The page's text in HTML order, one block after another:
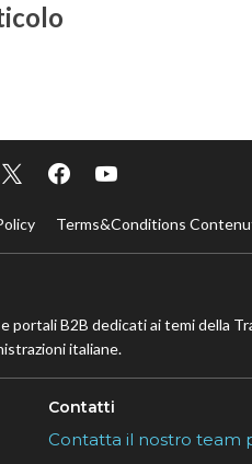
Terms&Conditions
B2B dedicati ai temi della
italiane.
Contatti
Contatta il nostro team